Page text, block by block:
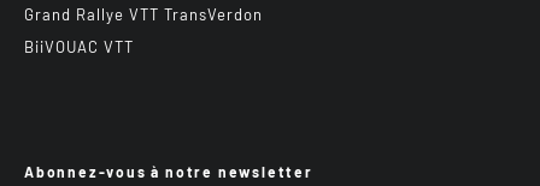
Grand Rallye VTT TransVerdon
BiiVOUAC VTT
Abonnez-vous à notre newsletter